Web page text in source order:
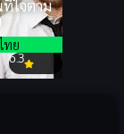
ใจตาม
6.3
ทย